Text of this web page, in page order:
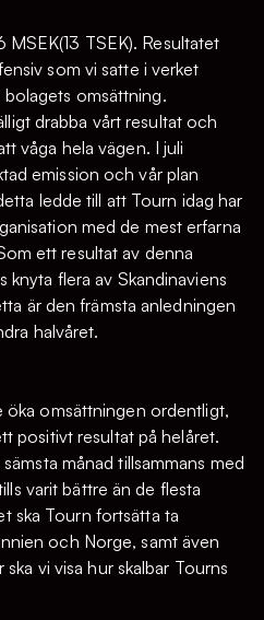
TSEK). Resultatet
som vi satte i verket
omsättning.
drabba vårt resultat och
våga hela vägen. I juli
emission och vår plan
ledde till att Tourn idag har
med de mest erfarna
ett resultat av denna
knyta flera av Skandinaviens
är den främsta anledningen
halvåret.
öka omsättningen ordentligt,
positivt resultat på helåret.
månad tillsammans med
varit bättre än de flesta
ska Tourn fortsätta ta
och Norge, samt även
vi visa hur skalbar Tourns